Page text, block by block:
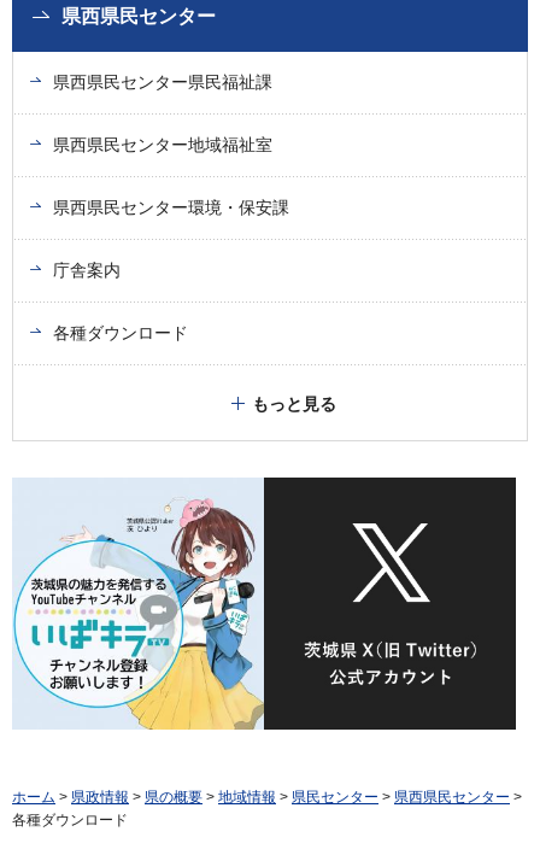
県西県民センター
県西県民センター県民福祉課
県西県民センター地域福祉室
県西県民センター環境・保安課
庁舎案内
各種ダウンロード
もっと見る
ホーム > 県政情報 > 県の概要 > 地域情報 > 県民センター > 県西県民センター >
各種ダウンロード